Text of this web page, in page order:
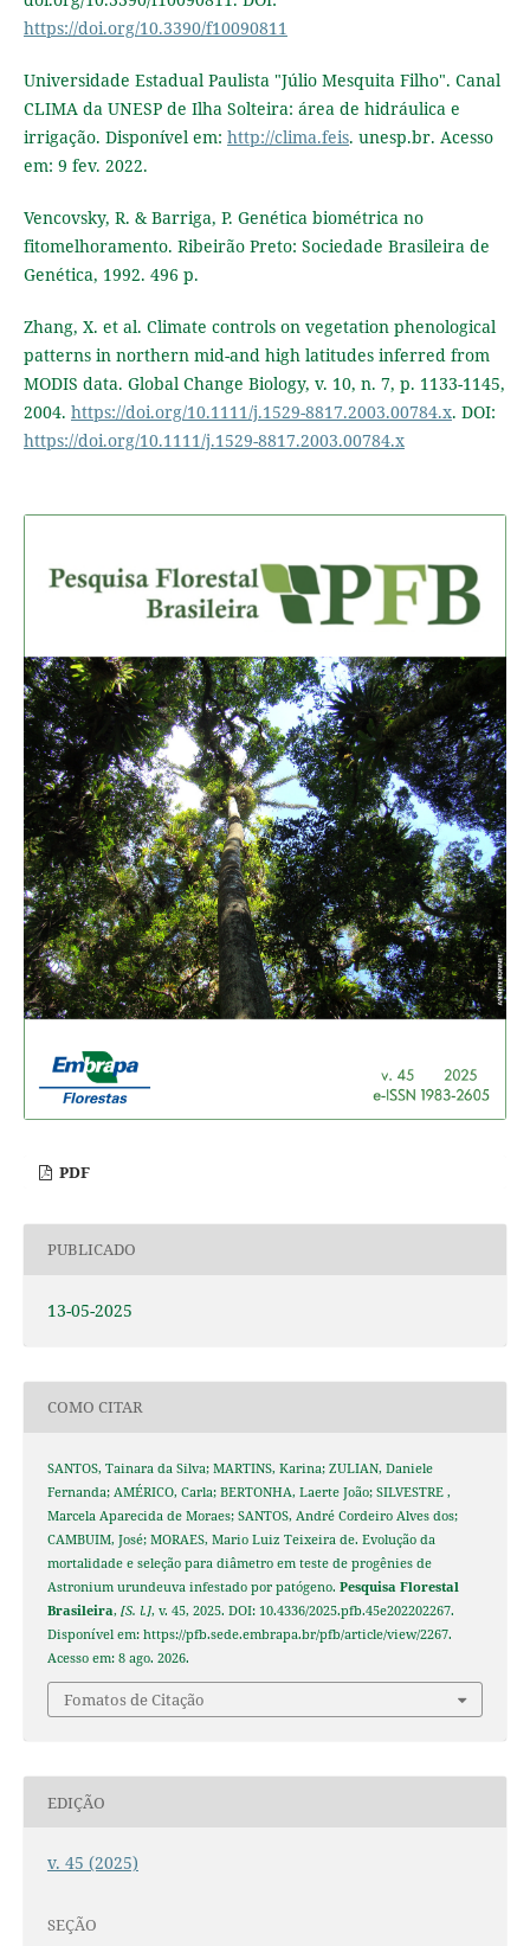
https://doi.org/10.3390/f10090811
Universidade Estadual Paulista "Júlio Mesquita Filho". Canal
CLIMA da UNESP de Ilha Solteira: área de hidráulica e
irrigação. Disponível em: http://clima.feis. unesp.br. Acesso
em: 9 fev. 2022.
Vencovsky, R. & Barriga, P. Genética biométrica no
fitomelhoramento. Ribeirão Preto: Sociedade Brasileira de
Genética, 1992. 496 p.
Zhang, X. et al. Climate controls on vegetation phenological
patterns in northern mid-and high latitudes inferred from
MODIS data. Global Change Biology, v. 10, n. 7, p. 1133-1145,
2004. https://doi.org/10.1111/j.1529-8817.2003.00784.x. DOI:
https://doi.org/10.1111/j.1529-8817.2003.00784.x
PDF
PUBLICADO
13-05-2025
COMO CITAR
SANTOS, Tainara da Silva; MARTINS, Karina; ZULIAN, Daniele
Fernanda; AMÉRICO, Carla; BERTONHA, Laerte João; SILVESTRE ,
Marcela Aparecida de Moraes; SANTOS, André Cordeiro Alves dos;
CAMBUIM, José; MORAES, Mario Luiz Teixeira de. Evolução da
mortalidade e seleção para diâmetro em teste de progênies de
Astronium urundeuva infestado por patógeno. Pesquisa Florestal
Brasileira, [S. l.], v. 45, 2025. DOI: 10.4336/2025.pfb.45e202202267.
Disponível em: https://pfb.sede.embrapa.br/pfb/article/view/2267.
Acesso em: 8 ago. 2026.
Fomatos de Citação
EDIÇÃO
v. 45 (2025)
SEÇÃO